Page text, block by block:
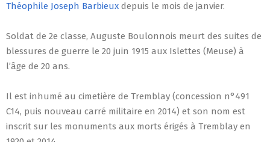
Théophile Joseph Barbieux depuis le mois de janvier.
Soldat de 2e classe, Auguste Boulonnois meurt des suites de
blessures de guerre le 20 juin 1915 aux Islettes (Meuse) à
l’âge de 20 ans.
Il est inhumé au cimetière de Tremblay (concession n°491
C14, puis nouveau carré militaire en 2014) et son nom est
inscrit sur les monuments aux morts érigés à Tremblay en